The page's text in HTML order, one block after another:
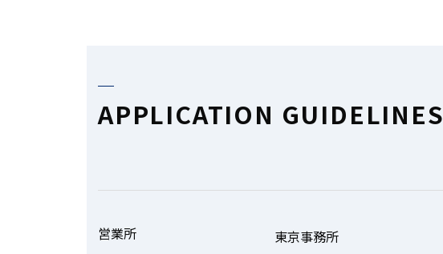
APPLICATION GUIDELINES
営業所 東京事務所